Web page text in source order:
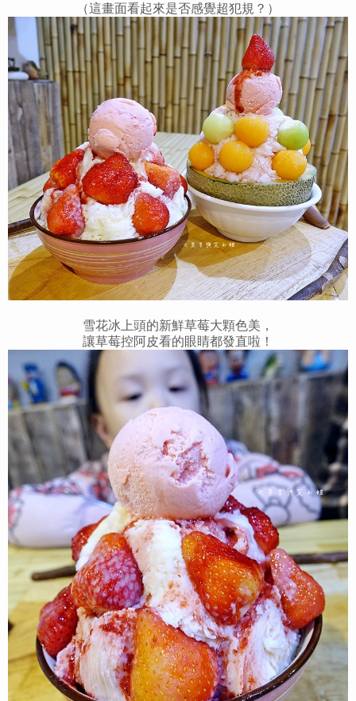
（這畫面看起來是否感覺超犯規？）
雪花冰上頭的新鮮草莓大顆色美，
讓草莓控阿皮看的眼睛都發直啦！